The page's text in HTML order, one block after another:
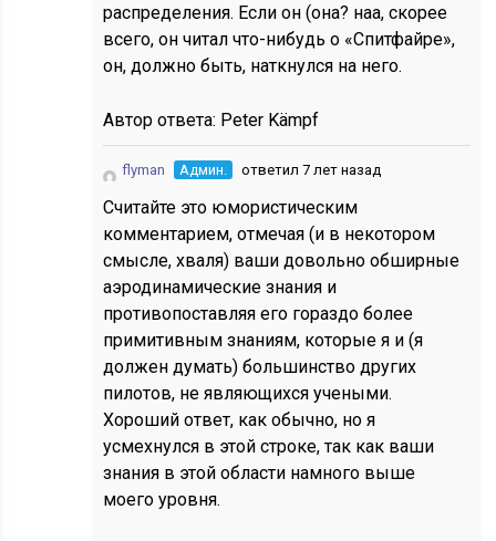
распределения. Если он (она? наа, скорее
всего, он читал что-нибудь о «Спитфайре»,
он, должно быть, наткнулся на него.
Автор ответа: Peter Kämpf
flyman Админ. ответил 7 лет назад
Считайте это юмористическим
комментарием, отмечая (и в некотором
смысле, хваля) ваши довольно обширные
аэродинамические знания и
противопоставляя его гораздо более
примитивным знаниям, которые я и (я
должен думать) большинство других
пилотов, не являющихся учеными.
Хороший ответ, как обычно, но я
усмехнулся в этой строке, так как ваши
знания в этой области намного выше
моего уровня.